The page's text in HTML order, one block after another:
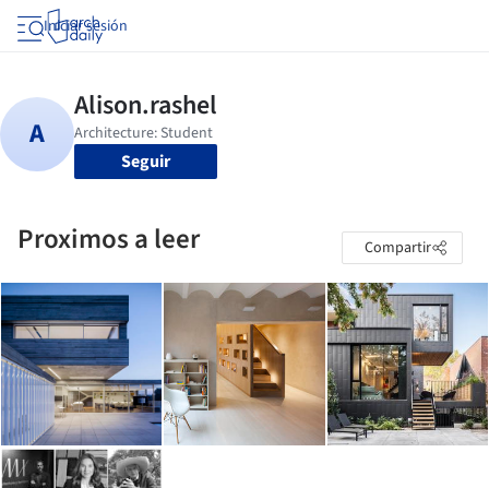
Iniciar sesión
Seguir
Proximos a leer Compartir